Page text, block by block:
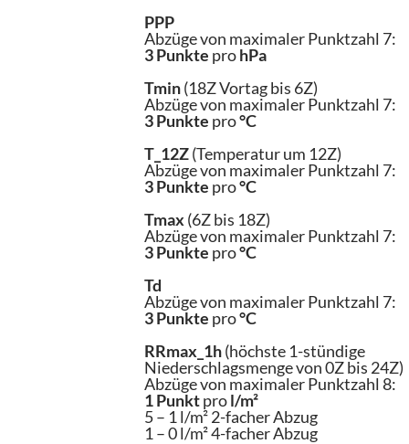
PPP
Abzüge von maximaler Punktzahl 7:
3 Punkte prohPa
Tmin(18Z Vortag bis 6Z)
Abzüge von maximaler Punktzahl 7:
3 Punkte pro°C
T_12Z(Temperatur um 12Z)
Abzüge von maximaler Punktzahl 7:
3 Punkte pro°C
Tmax (6Z bis 18Z)
Abzüge von maximaler Punktzahl 7:
3 Punkte pro°C
Td
Abzüge von maximaler Punktzahl 7:
3 Punkte pro°C
RRmax_1h(höchste 1-stündige
Niederschlagsmenge von 0Z bis 24Z)
Abzüge von maximaler Punktzahl 8:
1 Punktprol/m²
5 – 1 l/m² 2-facher Abzug
1 – 0 l/m² 4-facher Abzug